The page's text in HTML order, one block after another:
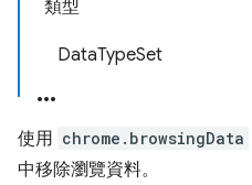
類型
DataTypeSet
使用 chrome.browsingData
中移除瀏覽資料。